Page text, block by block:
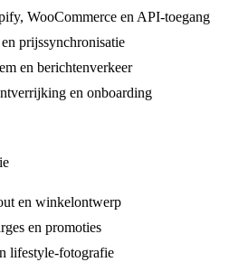
WooCommerce en API-toegang
prijssynchronisatie
en berichtenverkeer
en onboarding
en winkelontwerp
en promoties
lifestyle-fotografie